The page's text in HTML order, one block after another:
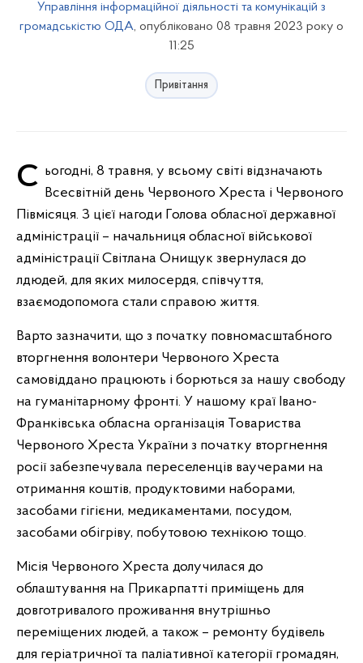
Управління інформаційної діяльності та комунікацій з
громадськістю ОДА, опубліковано 08 травня 2023 року о
11:25
Привітання
Сьогодні, 8 травня, у всьому світі відзначають Всесвітній день Червоного Хреста і Червоного
Півмісяця. З цієї нагоди Голова обласної державної
адміністрації – начальниця обласної військової
адміністрації Світлана Онищук звернулася до
лдюдей, для яких милосердя, співчуття,
взаємодопомога стали справою життя.
Варто зазначити, що з початку повномасштабного
вторгнення волонтери Червоного Хреста
самовіддано працюють і борються за нашу свободу
на гуманітарному фронті. У нашому краї Івано-
Франківська обласна організація Товариства
Червоного Хреста України з початку вторгнення
росії забезпечувала переселенців ваучерами на
отримання коштів, продуктовими наборами,
засобами гігієни, медикаментами, посудом,
засобами обігріву, побутовою технікою тощо.
Місія Червоного Хреста долучилася до
облаштування на Прикарпатті приміщень для
довготривалого проживання внутрішньо
переміщених людей, а також – ремонту будівель
для геріатричної та паліативної категорії громадян,